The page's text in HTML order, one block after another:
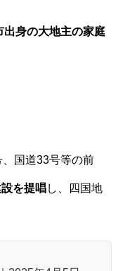
出身の大地主の家庭
、国道33号等の前
を提唱し、四国地